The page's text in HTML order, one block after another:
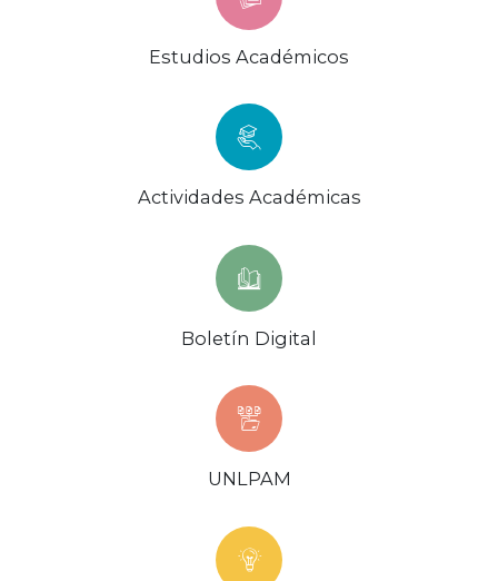
Estudios Académicos
Actividades Académicas
Boletín Digital
UNLPAM